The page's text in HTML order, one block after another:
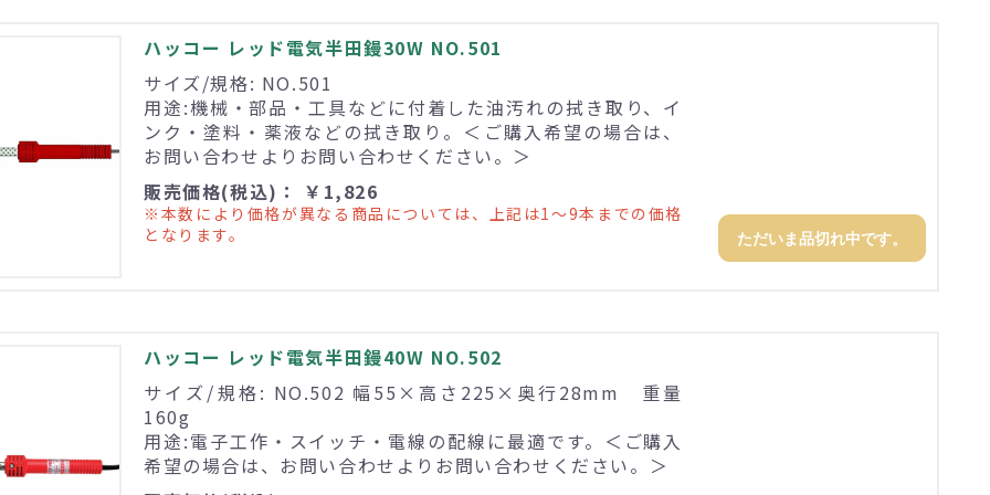
ハッコー レッド電気半田鏝30W NO.501
サイズ/規格: NO.501
用途:機械・部品・工具などに付着した油汚れの拭き取り、イ
ンク・塗料・薬液などの拭き取り。＜ご購入希望の場合は、
お問い合わせよりお問い合わせください。＞
販売価格(税込)： ￥1,826
※本数により価格が異なる商品については、上記は1～9本までの価格
となります。
ただいま品切れ中です。
ハッコー レッド電気半田鏝40W NO.502
サイズ/規格: NO.502 幅55×高さ225×奥行28mm 重量
160g
用途:電子工作・スイッチ・電線の配線に最適です。＜ご購入
希望の場合は、お問い合わせよりお問い合わせください。＞